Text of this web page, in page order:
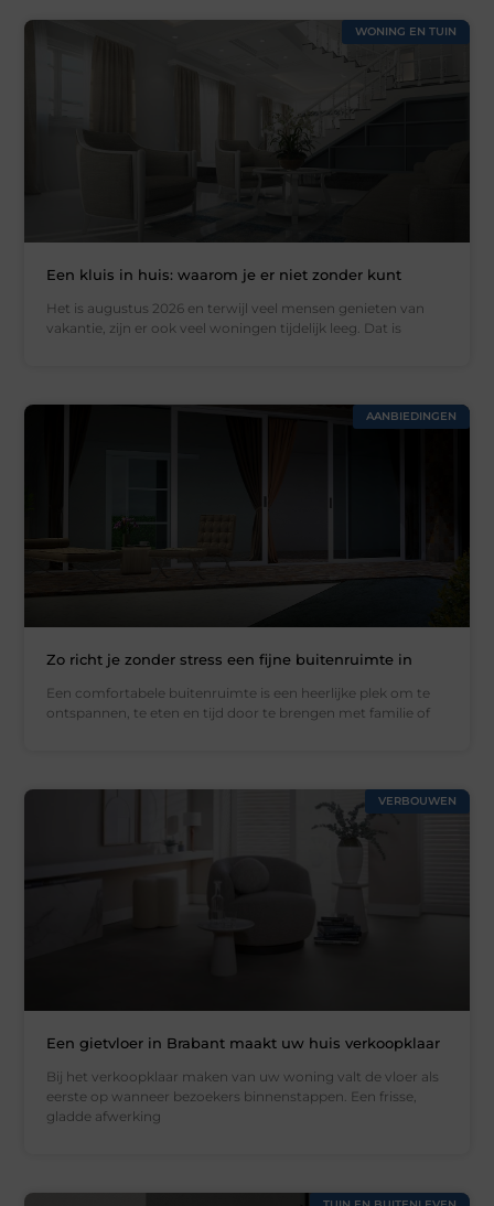
WONING EN TUIN
Een kluis in huis: waarom je er niet zonder kunt
Het is augustus 2026 en terwijl veel mensen genieten van
vakantie, zijn er ook veel woningen tijdelijk leeg. Dat is
AANBIEDINGEN
Zo richt je zonder stress een fijne buitenruimte in
Een comfortabele buitenruimte is een heerlijke plek om te
ontspannen, te eten en tijd door te brengen met familie of
VERBOUWEN
Een gietvloer in Brabant maakt uw huis verkoopklaar
Bij het verkoopklaar maken van uw woning valt de vloer als
eerste op wanneer bezoekers binnenstappen. Een frisse,
gladde afwerking